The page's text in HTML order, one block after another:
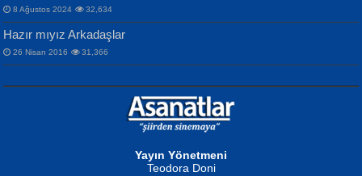
NURAN KÖSE BAYDAR
Ben Deniz Değilim ki...
8 Ağustos 2024 32,634
Hazır mıyız Arkadaşlar
26 Nisan 2016 31,366
Yayın Yönetmeni
Teodora Doni